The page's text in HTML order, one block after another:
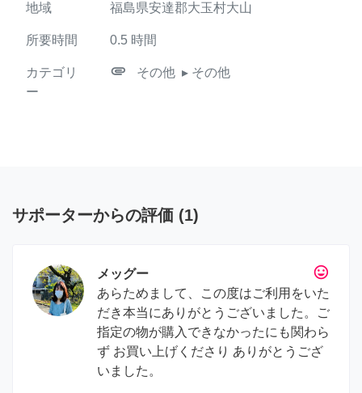
地域 福島県安達郡大玉村大山
所要時間 0.5 時間
カテゴリ
ー
attachment その他 ▸ その他
サポーターからの評価 (1)
tag_faces
メッグー
あらためまして、この度はご利用をいた
だき本当にありがとうございました。ご
指定の物が購入できなかったにも関わら
ず お買い上げくださり ありがとうござ
いました。